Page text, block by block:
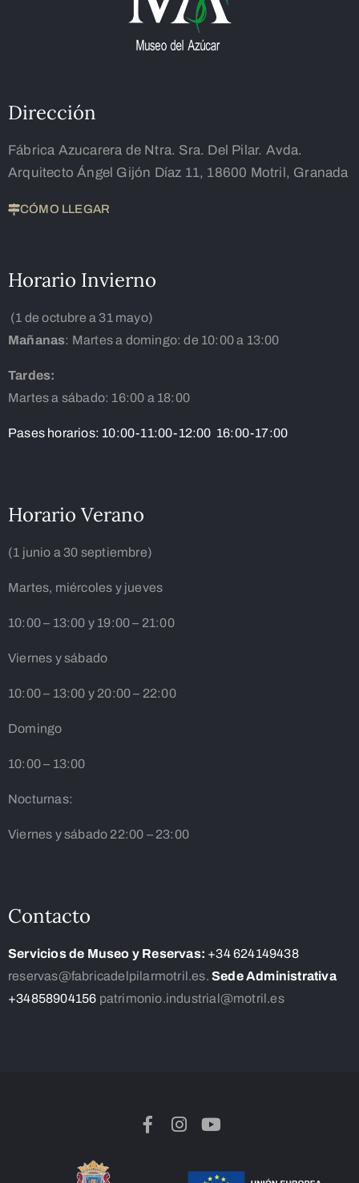
Dirección
Fábrica Azucarera de Ntra. Sra. Del Pilar. Avda.
Arquitecto Ángel Gijón Díaz 11, 18600 Motril, Granada
CÓMO LLEGAR
Horario Invierno
(1 de octubre a 31 mayo)
Mañanas: Martes a domingo: de 10:00 a 13:00
Tardes:
Martes a sábado: 16:00 a 18:00
Pases horarios: 10:00-11:00-12:00 16:00-17:00
Horario Verano
(1 junio a 30 septiembre)
Martes, miércoles y jueves
10:00 – 13:00 y 19:00 – 21:00
Viernes y sábado
10:00 – 13:00 y 20:00 – 22:00
Domingo
10:00 – 13:00
Nocturnas:
Viernes y sábado 22:00 – 23:00
Contacto
Servicios de Museo y Reservas: +34 624149438
reservas@fabricadelpilarmotril.es. Sede Administrativa
+34858904156 patrimonio.industrial@motril.es